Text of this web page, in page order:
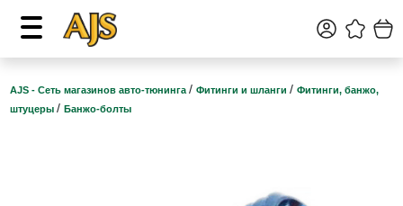
AJS - Сеть магазинов авто-тюнинга / Фитинги и шланги / Фитинги, банжо,
штуцеры / Банжо-болты